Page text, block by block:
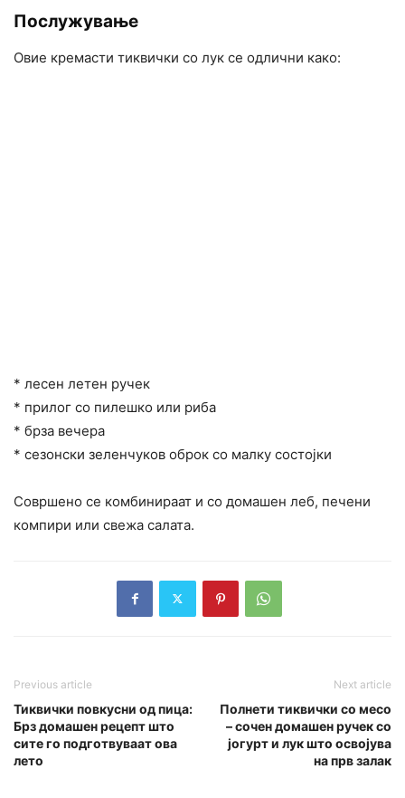
Послужување
Овие кремасти тиквички со лук се одлични како:
* лесен летен ручек
* прилог со пилешко или риба
* брза вечера
* сезонски зеленчуков оброк со малку состојки
Совршено се комбинираат и со домашен леб, печени
компири или свежа салата.
Previous article
Тиквички повкусни од пица:
Брз домашен рецепт што
сите го подготвуваат ова
лето
Next article
Полнети тиквички со месо
– сочен домашен ручек со
јогурт и лук што освојува
на прв залак